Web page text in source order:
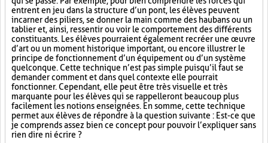
entrent en jeu dans la structure d’un pont, les élèves peuvent
incarner des piliers, se donner la main comme des haubans ou un
tablier et, ainsi, ressentir ou voir le comportement des différents
constituants. Les élèves pourraient également recréer une œuvre
d’art ou un moment historique important, ou encore illustrer le
principe de fonctionnement d’un équipement ou d’un système
quelconque. Cette technique n’est pas simple puisqu’il faut se
demander comment et dans quel contexte elle pourrait
fonctionner. Cependant, elle peut être très visuelle et très
marquante pour les élèves qui se rappelleront beaucoup plus
facilement les notions enseignées. En somme, cette technique
permet aux élèves de répondre à la question suivante : Est-ce que
je comprends assez bien ce concept pour pouvoir l’expliquer sans
rien dire ni écrire ?